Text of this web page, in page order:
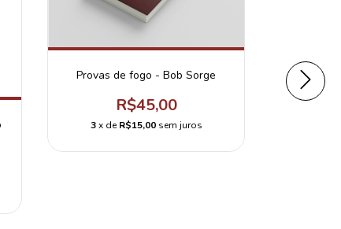
Provas de fogo - Bob Sorge
R$45,00
3 x deR$15,00 sem juros